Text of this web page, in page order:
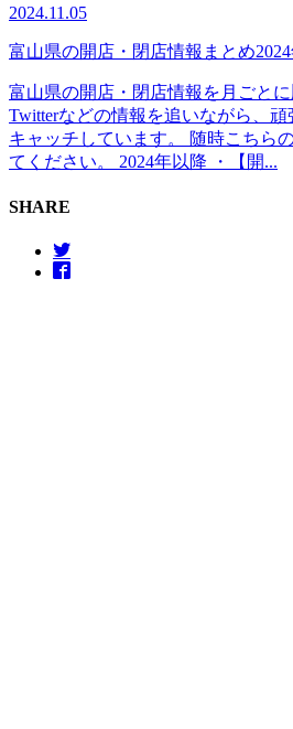
2024.11.05
富山県の開店・閉店情報まとめ2024
富山県の開店・閉店情報を月ごとに
Twitterなどの情報を追いながら、
キャッチしています。 随時こちら
てください。 2024年以降 ・【開...
SHARE